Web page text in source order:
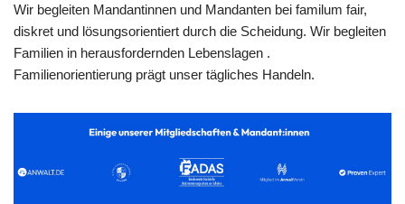
Wir begleiten Mandantinnen und Mandanten bei familum fair,
diskret und lösungsorientiert durch die Scheidung. Wir begleiten
Familien in herausfordernden Lebenslagen .
Familienorientierung prägt unser tägliches Handeln.